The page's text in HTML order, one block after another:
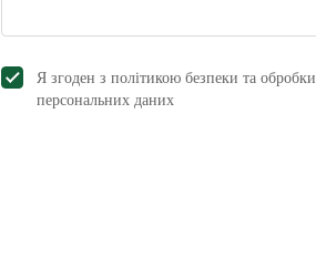
Я згоден з політикою безпеки та обробки
персональних даниx